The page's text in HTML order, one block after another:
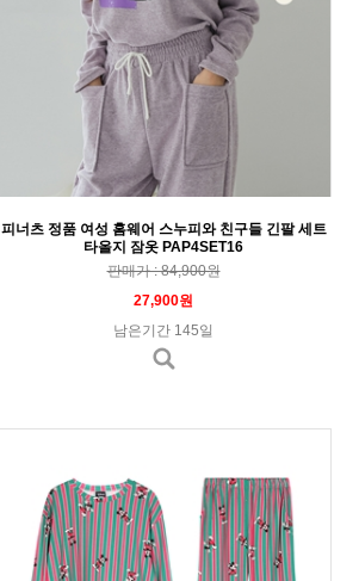
피너츠 정품 여성 홈웨어 스누피와 친구들 긴팔 세트
타올지 잠옷 PAP4SET16
판매가 : 84,900원
27,900원
남은기간 145일